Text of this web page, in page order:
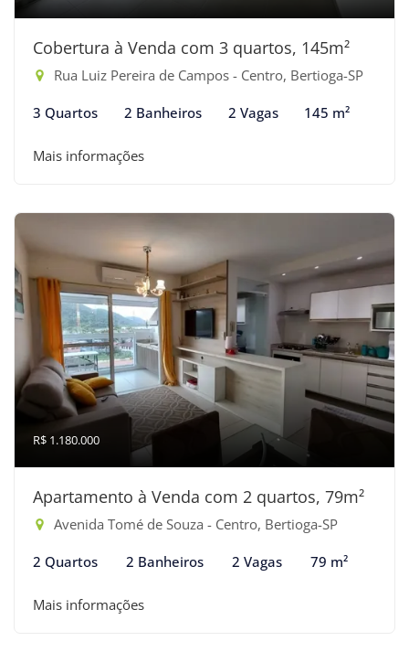
Cobertura à Venda com 3 quartos, 145m²
Rua Luiz Pereira de Campos - Centro, Bertioga-SP
3 Quartos 2 Banheiros 2 Vagas 145 m²
Mais informações
R$ 1.180.000
Apartamento à Venda com 2 quartos, 79m²
Avenida Tomé de Souza - Centro, Bertioga-SP
2 Quartos 2 Banheiros 2 Vagas 79 m²
Mais informações